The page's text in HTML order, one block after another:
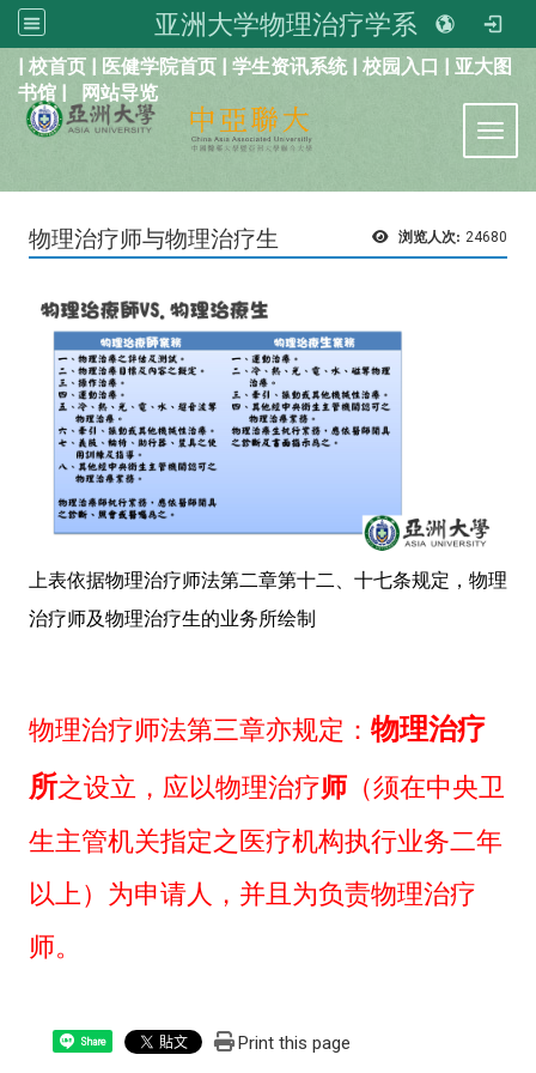
亚洲大学物理治疗学系
| 校首页 | 医健学院首页 | 学生资讯系统| 校园入口 | 亚大图
书馆 |
网站导览
浏览人次: 24680
物理治疗师与物理治疗生
上表依据物理治疗师法第二章第十二、十七条规定，物理
治疗师及物理治疗生的业务所绘制
物理治疗师法第三章亦规定： 物理治疗
所之设立，应以物理治疗师 （须在中央卫
生主管机关指定之医疗机构执行业务二年
以上）为申请人，并且为负责物理治疗
师。
Share Print this page